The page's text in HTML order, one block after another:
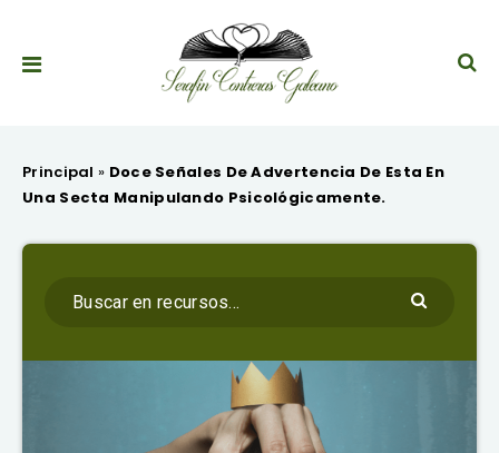
Principal » Doce Señales De Advertencia De Esta En
Una Secta Manipulando Psicológicamente.